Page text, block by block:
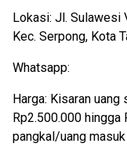
Lokasi: Jl. Sulawesi
Kec. Serpong, Kota
Whatsapp:
Harga: Kisaran
Rp2.500.000
pangkal/uang